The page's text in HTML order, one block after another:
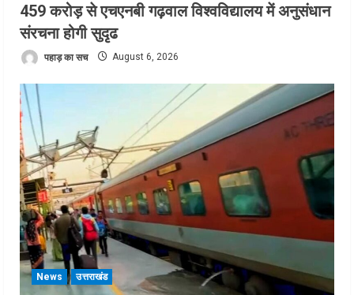
459 करोड़ से एचएनबी गढ़वाल विश्वविद्यालय में अनुसंधान
संरचना होगी सुदृढ
पहाड़ का सच August 6, 2026
News उत्तराखंड